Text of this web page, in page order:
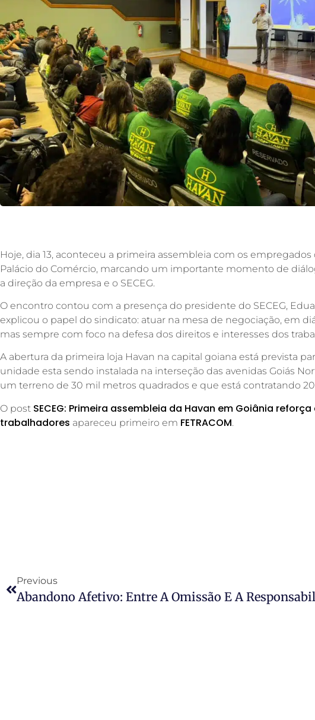
Hoje, dia 13, aconteceu a primeira assembleia com os empregados
Palácio do Comércio, marcando um importante momento de
a direção da empresa e o SECEG.
O encontro contou com a presença do presidente do SECEG,
explicou o papel do sindicato: atuar na mesa de negociação, em
mas sempre com foco na defesa dos direitos e interesses dos
A abertura da primeira loja Havan na capital goiana está prevista
unidade esta sendo instalada na interseção das avenidas Goiás
um terreno de 30 mil metros quadrados e que está contratando
O post SECEG: Primeira assembleia da Havan em Goiânia
trabalhadores apareceu primeiro em FETRACOM.
Previous
Abandono Afetivo: Entre A Omissão E A